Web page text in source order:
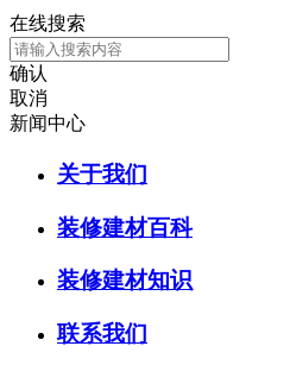
在线搜索
确认
取消
新闻中心
关于我们
装修建材百科
装修建材知识
联系我们